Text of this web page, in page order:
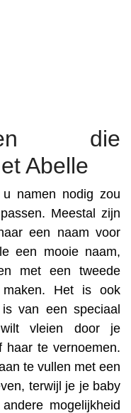
die
Abelle
namen nodig zou
Meestal zijn
een naam voor
een mooie naam,
met een tweede
Het is ook
van een speciaal
vleien door je
haar te vernoemen.
te vullen met een
terwijl je je baby
mogelijkheid